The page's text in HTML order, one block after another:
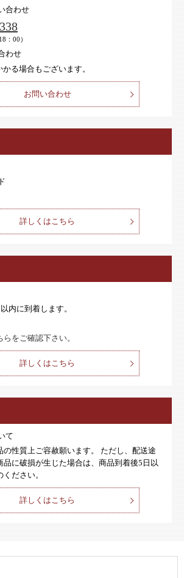
合わせ
：00）
わせ
る場合もございます。
お問い合わせ
詳しくはこちら
内に到着します。
をご確認下さい。
詳しくはこちら
て
の性質上ご容赦願います。 ただし、配送途
品に破損が生じた場合は、商品到着後5日以
ださい。
詳しくはこちら